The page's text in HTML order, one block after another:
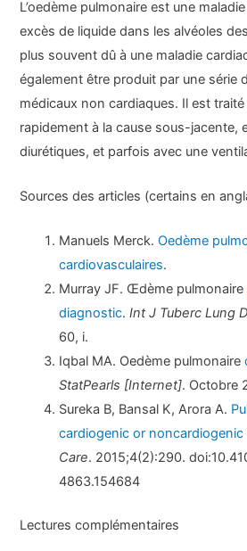
L’oedème pulmonaire est une
excès de liquide dans les alvéoles
plus souvent dû à une maladie
également être produit par une série
médicaux non cardiaques. Il est traité
rapidement à la cause sous-jacente,
diurétiques, et parfois avec une
Sources des articles (certains en
Manuels Merck.Oedème
cardiovasculaires.
Murray JF. Œdème pulmonaire
diagnostic.Int J Tuberc Lung
60, i.
Iqbal MA. Oedème pulmonaire
StatPearls [Internet]. Octobre
Sureka B, Bansal K, Arora A.
cardiogenic or noncardiogenic
Care. 2015;4(2):290.
4863.154684
Lectures complémentaires